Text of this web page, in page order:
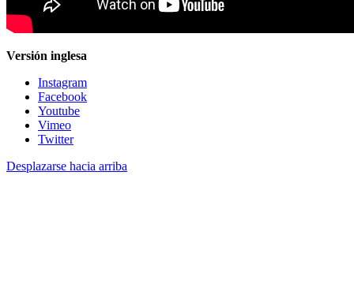
Versión inglesa
Instagram
Facebook
Youtube
Vimeo
Twitter
Desplazarse hacia arriba